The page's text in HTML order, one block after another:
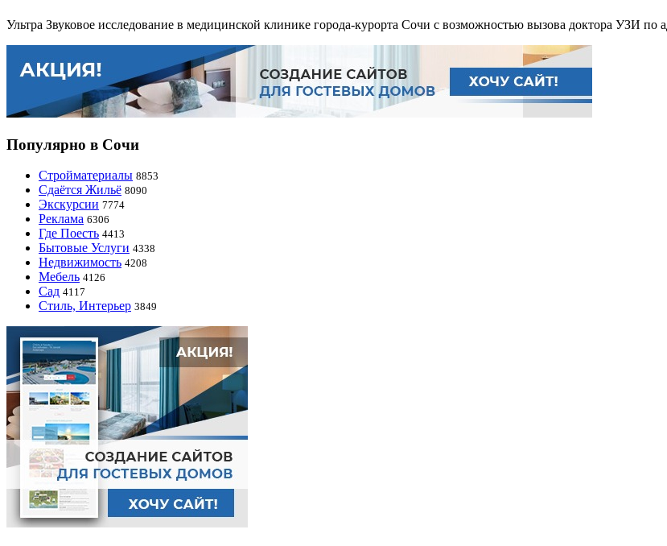
Ультра Звуковое исследование в медицинской клинике города-курорта Сочи с возможностью вызова доктора УЗИ по
Популярно в Сочи
Стройматериалы 8853
Сдаётся Жильё 8090
Экскурсии 7774
Реклама 6306
Где Поесть 4413
Бытовые Услуги 4338
Недвижимость 4208
Мебель 4126
Сад 4117
Стиль, Интерьер 3849